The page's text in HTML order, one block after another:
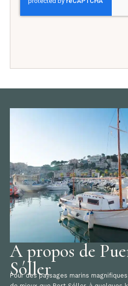
A propos de
Sóller
Pour des paysages marins